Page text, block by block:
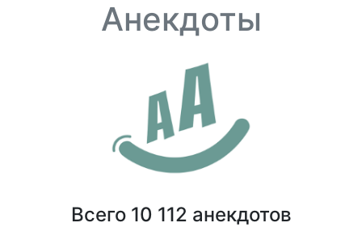
Анекдоты
Всего 10 112 анекдотов